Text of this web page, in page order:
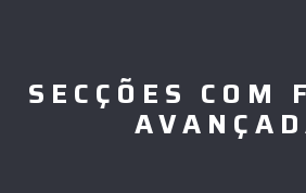
SECÇÕES COM